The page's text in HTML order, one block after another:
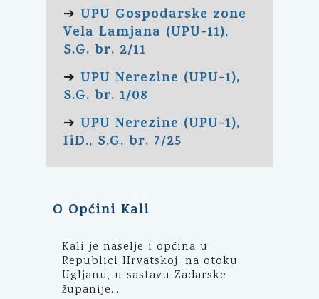
➔ UPU Gospodarske zone
Vela Lamjana (UPU-11),
S.G. br. 2/11
➔ UPU Nerezine (UPU-1),
S.G. br. 1/08
➔ UPU Nerezine (UPU-1),
IiD., S.G. br. 7/25
O Općini Kali
Kali je naselje i općina u
Republici Hrvatskoj, na otoku
Ugljanu, u sastavu Zadarske
županije...